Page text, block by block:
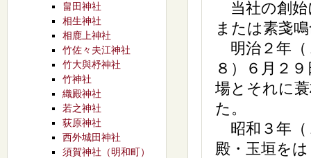
当社の創始
または素戔
明治２年（
８）６月２
場とそれに
た。
昭和３年（
殿・玉垣を
畠田神社
相生神社
相鹿上神社
竹佐々夫江神社
竹大與杼神社
竹神社
織殿神社
若之神社
荻原神社
西外城田神社
須賀神社（明和町）